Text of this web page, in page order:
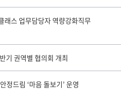
스 업무담당자 역량강화직무
기 권역별 협의회 개최
정드림 ‘마음 돌보기’ 운영